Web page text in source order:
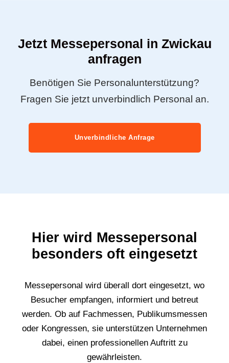
Jetzt Messepersonal in Zwickau
anfragen
Benötigen Sie Personalunterstützung?
Fragen Sie jetzt unverbindlich Personal an.
Unverbindliche Anfrage
Hier wird Messepersonal
besonders oft eingesetzt
Messepersonal wird überall dort eingesetzt, wo
Besucher empfangen, informiert und betreut
werden. Ob auf Fachmessen, Publikumsmessen
oder Kongressen, sie unterstützen Unternehmen
dabei, einen professionellen Auftritt zu
gewährleisten.